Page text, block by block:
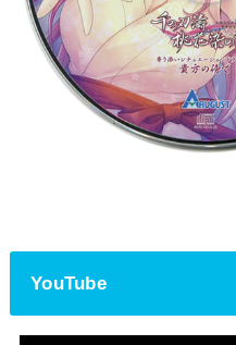
YouTube